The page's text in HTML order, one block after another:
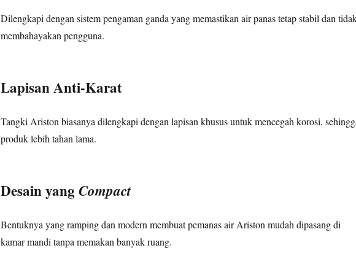
Dilengkapi dengan sistem pengaman ganda yang memastikan air panas tetap stabil dan
membahayakan pengguna.
Lapisan Anti-Karat
Tangki Ariston biasanya dilengkapi dengan lapisan khusus untuk mencegah korosi,
produk lebih tahan lama.
Desain yang Compact
Bentuknya yang ramping dan modern membuat pemanas air Ariston mudah dipasang di
kamar mandi tanpa memakan banyak ruang.